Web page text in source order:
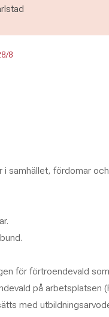
8
i samhället, fördomar och
för förtroendevald
på arbetsplatsen
med